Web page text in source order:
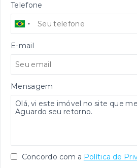
Telefone
E-mail
Mensagem
Concordo com a Política de